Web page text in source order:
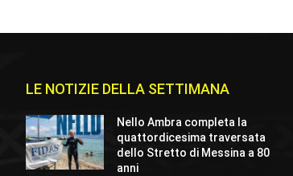
LE NOTIZIE DELLA SETTIMANA
Nello Ambra completa la
quattordicesima traversata
dello Stretto di Messina a 80
anni